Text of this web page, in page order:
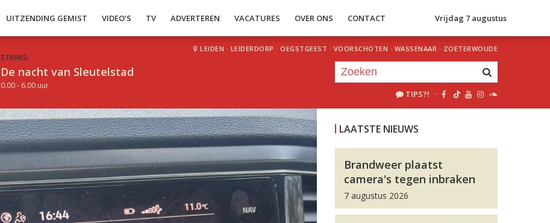
UITZENDING GEMIST VIDEO’S TV ADVERTEREN VACATURES OVER ONS CONTACT Vrijdag 7 augustus
STRAKS:
De nacht van Sleutelstad
0.00 - 6.00 uur
LEIDEN · LEIDERDORP · OEGSTGEEST · VOORSCHOTEN · WASSENAAR · ZOETERWOUDE
TIPS?! ·
LAATSTE NIEUWS
Brandweer plaatst
camera's tegen inbraken
7 augustus 2026